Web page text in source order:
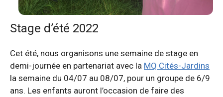
Stage d’été 2022
Cet été, nous organisons une semaine de stage en
demi-journée en partenariat avec la MQ Cités-Jardins
la semaine du 04/07 au 08/07, pour un groupe de 6/9
ans. Les enfants auront l’occasion de faire des